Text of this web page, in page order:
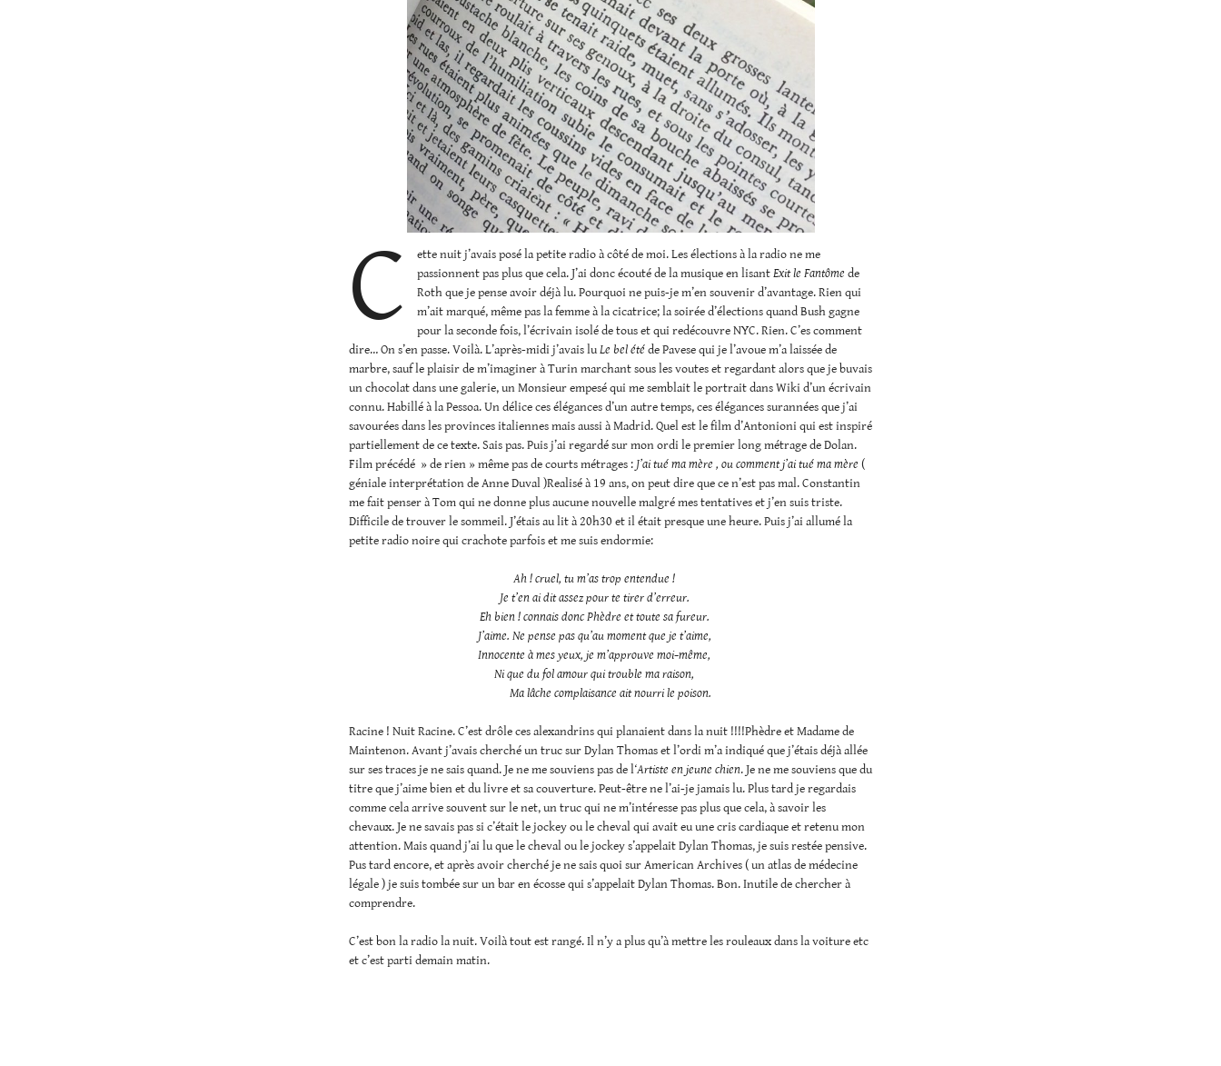
C
ette nuit j’avais posé la petite radio à côté de moi. Les élections à la radio ne me
passionnent pas plus que cela. J’ai donc écouté de la musique en lisantExit le Fantôme de
Roth que je pense avoir déjà lu. Pourquoi ne puis-je m’en souvenir d’avantage. Rien qui
m’ait marqué, même pas la femme à la cicatrice; la soirée d’élections quand Bush gagne
pour la seconde fois, l’écrivain isolé de tous et qui redécouvre NYC. Rien. C’es comment
dire… On s’en passe. Voilà. L’après-midi j’avais luLe bel étéde Pavese qui je l’avoue m’a laissée de
marbre, sauf le plaisir de m’imaginer à Turin marchant sous les voutes et regardant alors que je buvais
un chocolat dans une galerie, un Monsieur empesé qui me semblait le portrait dans Wiki d’un écrivain
connu. Habillé à la Pessoa. Un délice ces élégances d’un autre temps, ces élégances surannées que j’ai
savourées dans les provinces italiennes mais aussi à Madrid. Quel est le film d’Antonioni qui est inspiré
partiellement de ce texte. Sais pas. Puis j’ai regardé sur mon ordi le premier long métrage de Dolan.
Film précédé » de rien » même pas de courts métrages : J’ai tué ma mère , ou comment j’ai tué ma mère (
géniale interprétation de Anne Duval )Realisé à 19 ans, on peut dire que ce n’est pas mal. Constantin
me fait penser à Tom qui ne donne plus aucune nouvelle malgré mes tentatives et j’en suis triste.
Difficile de trouver le sommeil. J’étais au lit à 20h30 et il était presque une heure. Puis j’ai allumé la
petite radio noire qui crachote parfois et me suis endormie:
Ah ! cruel, tu m’as trop entendue !
Je t’en ai dit assez pour te tirer d’erreur.
Eh bien ! connais donc Phèdre et toute sa fureur.
J’aime. Ne pense pas qu’au moment que je t’aime,
Innocente à mes yeux, je m’approuve moi−même,
Ni que du fol amour qui trouble ma raison,
Ma lâche complaisance ait nourri le poison.
Racine ! Nuit Racine. C’est drôle ces alexandrins qui planaient dans la nuit !!!!Phèdre et Madame de
Maintenon. Avant j’avais cherché un truc sur Dylan Thomas et l’ordi m’a indiqué que j’étais déjà allée
sur ses traces je ne sais quand. Je ne me souviens pas de l‘Artiste en jeune chien. Je ne me souviens que du
titre que j’aime bien et du livre et sa couverture. Peut-être ne l’ai-je jamais lu. Plus tard je regardais
comme cela arrive souvent sur le net, un truc qui ne m’intéresse pas plus que cela, à savoir les
chevaux. Je ne savais pas si c’était le jockey ou le cheval qui avait eu une cris cardiaque et retenu mon
attention. Mais quand j’ai lu que le cheval ou le jockey s’appelait Dylan Thomas, je suis restée pensive.
Pus tard encore, et après avoir cherché je ne sais quoi sur American Archives ( un atlas de médecine
légale ) je suis tombée sur un bar en écosse qui s’appelait Dylan Thomas. Bon. Inutile de chercher à
comprendre.
C’est bon la radio la nuit. Voilà tout est rangé. Il n’y a plus qu’à mettre les rouleaux dans la voiture etc
et c’est parti demain matin.